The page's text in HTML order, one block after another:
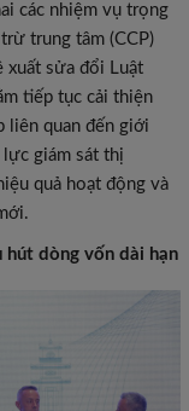
các nhiệm vụ trọng
trung tâm (CCP)
sửa đổi Luật
tiếp tục cải thiện
liên quan đến giới
giám sát thị
quả hoạt động và
dòng vốn dài hạn